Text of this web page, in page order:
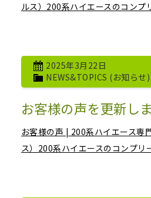
ルス）200系ハイエースのコンプ
2025年3月22日
NEWS&TOPICS (お知らせ)
お客様の声を更新し
お客様の声 | 200系ハイエース専
ス）200系ハイエースのコンプリ